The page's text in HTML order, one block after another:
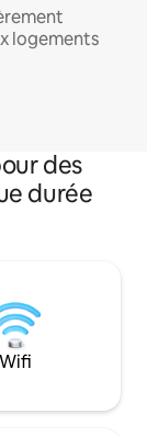
logements
des
durée
Wifi